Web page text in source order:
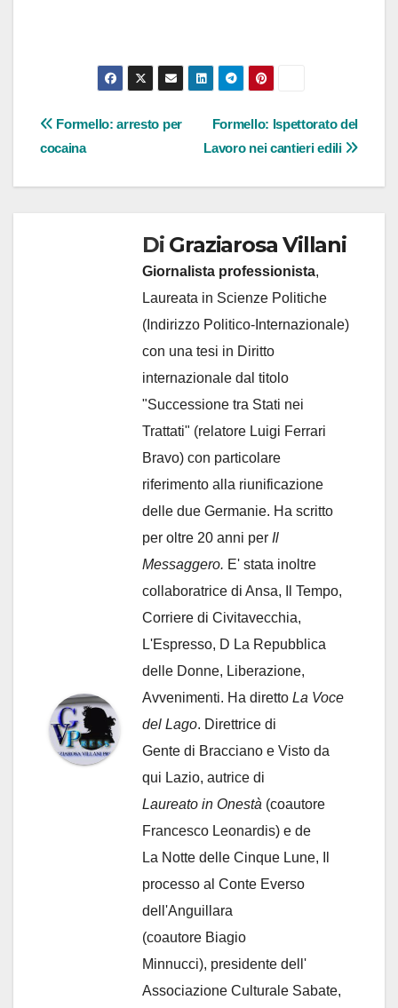
Navigazione
Formello: Ispettorato del
Lavoro nei cantieri edili
Formello: arresto per
cocaina
Di Graziarosa Villani
Giornalista professionista,
Laureata in Scienze Politiche
(Indirizzo Politico-Internazionale)
con una tesi in Diritto
internazionale dal titolo
"Successione tra Stati nei
Trattati" (relatore Luigi Ferrari
Bravo) con particolare
riferimento alla riunificazione
delle due Germanie. Ha scritto
per oltre 20 anni per Il
Messaggero. E' stata inoltre
collaboratrice di Ansa, Il Tempo,
Corriere di Civitavecchia,
L'Espresso, D La Repubblica
delle Donne, Liberazione,
Avvenimenti. Ha diretto La Voce
del Lago. Direttrice di
Gente di Bracciano e Visto da
qui Lazio, autrice di
Laureato in Onestà (coautore
Francesco Leonardis) e de
La Notte delle Cinque Lune, Il
processo al Conte Everso
dell'Anguillara
(coautore Biagio
Minnucci), presidente dell'
Associazione Culturale Sabate,